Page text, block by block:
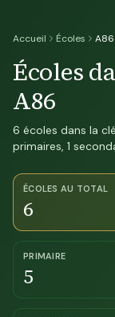
Accueil Écoles A86
Écoles
A86
6 écoles dans la
primaires, 1
ÉCOLES AU TOTAL
6
PRIMAIRE
5